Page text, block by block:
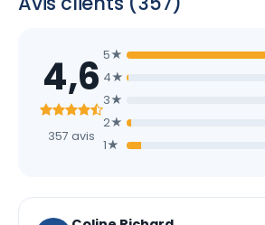
4,6
357 avis
5★
4★
3★
2★
1★